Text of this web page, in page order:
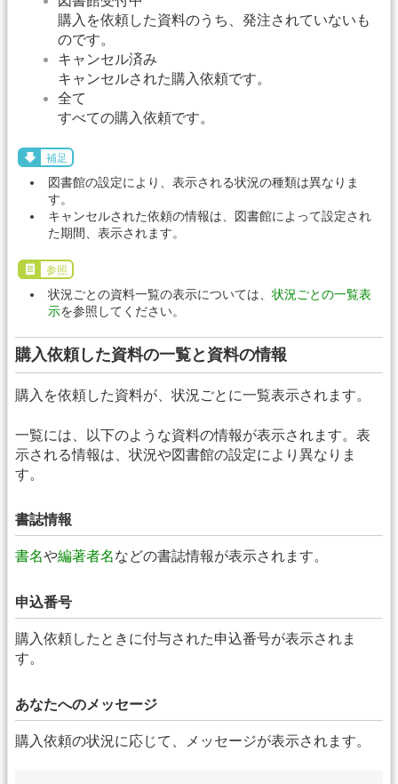
購入を依頼した資料のうち、発注されていないも
のです。
キャンセル済み
キャンセルされた購入依頼です。
全て
すべての購入依頼です。
補足
図書館の設定により、表示される状況の種類は異なりま
す。
キャンセルされた依頼の情報は、図書館によって設定され
た期間、表示されます。
参照
状況ごとの資料一覧の表示については、 状況ごとの一覧表
示を参照してください。
購入依頼した資料の一覧と資料の情報
購入を依頼した資料が、状況ごとに一覧表示されます。
一覧には、以下のような資料の情報が表示されます。表
示される情報は、状況や図書館の設定により異なりま
す。
書誌情報
書名や編著者名などの書誌情報が表示されます。
申込番号
購入依頼したときに付与された申込番号が表示されま
す。
あなたへのメッセージ
購入依頼の状況に応じて、メッセージが表示されます。